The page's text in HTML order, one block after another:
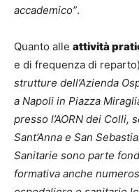
accademico”.
Quanto alle attività
e di frequenza di reparto)
strutture dell’Azienda
a Napoli in Piazza
presso l’AORN dei Colli,
Sant’Anna e San
Sanitarie sono parte
formativa anche